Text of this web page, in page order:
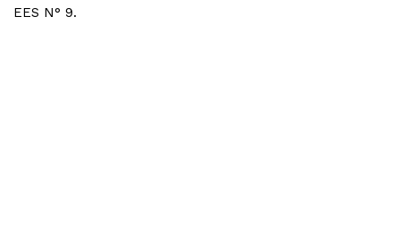
EES N° 9.